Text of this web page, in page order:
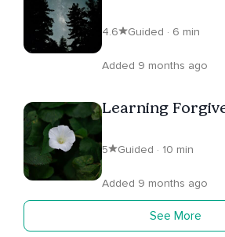
4.6 Guided · 6 min
Added 9 months ago
Learning
5 Guided · 10 min
Added 9 months ago
See More